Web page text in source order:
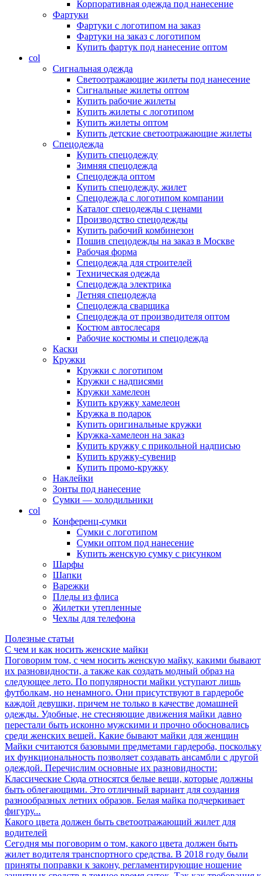
Корпоративная одежда под нанесение
Фартуки
Фартуки с логотипом на заказ
Фартуки на заказ с логотипом
Купить фартук под нанесение оптом
col
Сигнальная одежда
Светоотражающие жилеты под нанесение
Сигнальные жилеты оптом
Купить рабочие жилеты
Купить жилеты с логотипом
Купить жилеты оптом
Купить детские светоотражающие жилеты
Спецодежда
Купить спецодежду
Зимняя спецодежда
Спецодежда оптом
Купить спецодежду, жилет
Спецодежда с логотипом компании
Каталог спецодежды с ценами
Производство спецодежды
Купить рабочий комбинезон
Пошив спецодежды на заказ в Москве
Рабочая форма
Спецодежда для строителей
Техническая одежда
Спецодежда электрика
Летняя спецодежда
Спецодежда сварщика
Спецодежда от производителя оптом
Костюм автослесаря
Рабочие костюмы и спецодежда
Каски
Кружки
Кружки с логотипом
Кружки с надписями
Кружки хамелеон
Купить кружку хамелеон
Кружка в подарок
Купить оригинальные кружки
Кружка-хамелеон на заказ
Купить кружку с прикольной надписью
Купить кружку-сувенир
Купить промо-кружку
Наклейки
Зонты под нанесение
Сумки — холодильники
col
Конференц-сумки
Сумки с логотипом
Сумки оптом под нанесение
Купить женскую сумку с рисунком
Шарфы
Шапки
Варежки
Пледы из флиса
Жилетки утепленные
Чехлы для телефона
Полезные статьи
С чем и как носить женские майки
Поговорим том, с чем носить женскую майку, какими бывают
их разновидности, а также как создать модный образ на
следующее лето. По популярности майки уступают лишь
футболкам, но ненамного. Они присутствуют в гардеробе
каждой девушки, причем не только в качестве домашней
одежды. Удобные, не стесняющие движения майки давно
перестали быть исконно мужскими и прочно обосновались
среди женских вещей. Какие бывают майки для женщин
Майки считаются базовыми предметами гардероба, поскольку
их функциональность позволяет создавать ансамбли с другой
одеждой. Перечислим основные их разновидности:
Классические Сюда относятся белые вещи, которые должны
быть облегающими. Это отличный вариант для создания
разнообразных летних образов. Белая майка подчеркивает
фигуру...
Какого цвета должен быть светоотражающий жилет для
водителей
Сегодня мы поговорим о том, какого цвета должен быть
жилет водителя транспортного средства. В 2018 году были
приняты поправки к закону, регламентирующие ношение